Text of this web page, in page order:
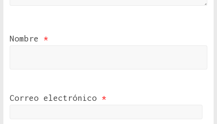
Nombre *
Correo electrónico *